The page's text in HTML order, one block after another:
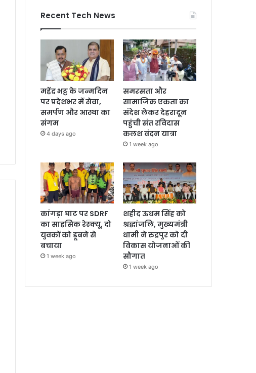
Recent Tech News
महेंद्र भट्ट के जन्मदिन
पर प्रदेशभर में सेवा,
समर्पण और आस्था का
संगम
4 days ago
समरसता और
सामाजिक एकता का
संदेश लेकर देहरादून
पहुंची संत रविदास
कलश वंदन यात्रा
1 week ago
कांगड़ा घाट पर SDRF
का साहसिक रेस्क्यू, दो
युवकों को डूबने से
बचाया
1 week ago
शहीद ऊधम सिंह को
श्रद्धांजलि, मुख्यमंत्री
धामी ने रुद्रपुर को दी
विकास योजनाओं की
सौगात
1 week ago